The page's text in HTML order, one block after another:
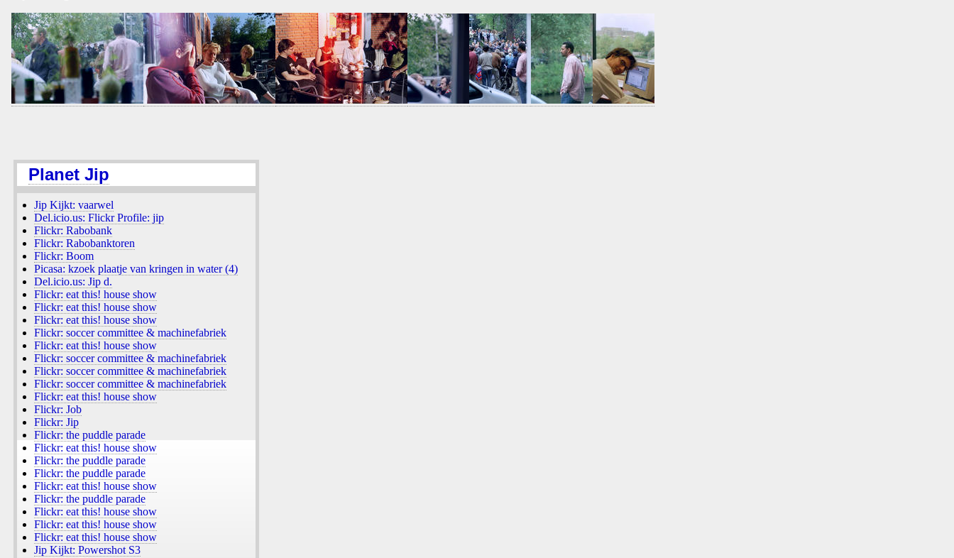
Planet Jip
Jip Kijkt: vaarwel
Del.icio.us: Flickr Profile: jip
Flickr: Rabobank
Flickr: Rabobanktoren
Flickr: Boom
Picasa: kzoek plaatje van kringen in water (4)
Del.icio.us: Jip d.
Flickr: eat this! house show
Flickr: eat this! house show
Flickr: eat this! house show
Flickr: soccer committee & machinefabriek
Flickr: eat this! house show
Flickr: soccer committee & machinefabriek
Flickr: soccer committee & machinefabriek
Flickr: soccer committee & machinefabriek
Flickr: eat this! house show
Flickr: Job
Flickr: Jip
Flickr: the puddle parade
Flickr: eat this! house show
Flickr: the puddle parade
Flickr: the puddle parade
Flickr: eat this! house show
Flickr: the puddle parade
Flickr: eat this! house show
Flickr: eat this! house show
Flickr: eat this! house show
Jip Kijkt: Powershot S3